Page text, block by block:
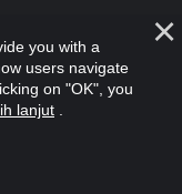
Cipta Terpelihara.
you with a
users navigate
on "OK", you
lanjut